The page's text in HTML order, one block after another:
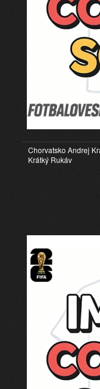
Chorvatsko Andrej
Krátký Rukáv